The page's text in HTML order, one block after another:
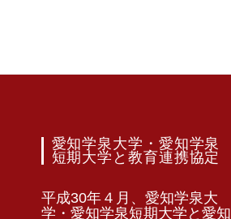
愛知学泉大学・愛知学泉
短期大学と教育連携協定
平成30年４月、愛知学泉大
学・愛知学泉短期大学と愛知